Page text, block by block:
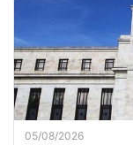
05/08/2026